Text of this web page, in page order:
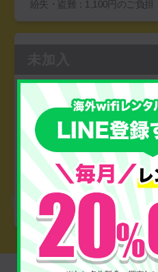
紛失・盗難：1,100円のご負担
【端末】
損害金：22,000円のご負担
【マルチ変換プラグ】※オプション
損害金：2,200円のご負担